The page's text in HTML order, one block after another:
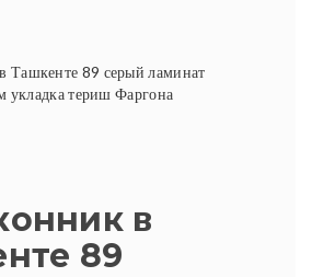
в
89